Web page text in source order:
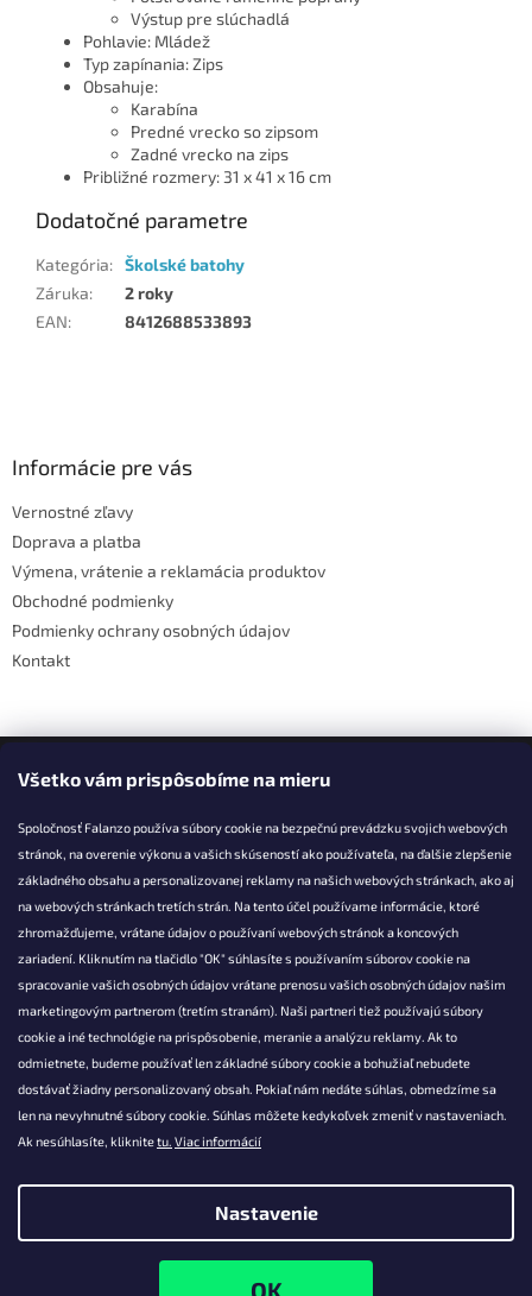
Všetko vám prispôsobíme na mieru
Spoločnosť Falanzo používa súbory cookie na bezpečnú prevádzku svojich webových
stránok, na overenie výkonu a vašich skúseností ako používateľa, na ďalšie zlepšenie
základného obsahu a personalizovanej reklamy na našich webových stránkach, ako aj
na webových stránkach tretích strán. Na tento účel používame informácie, ktoré
zhromažďujeme, vrátane údajov o používaní webových stránok a koncových
zariadení. Kliknutím na tlačidlo "OK" súhlasíte s používaním súborov cookie na
spracovanie vašich osobných údajov vrátane prenosu vašich osobných údajov našim
marketingovým partnerom (tretím stranám). Naši partneri tiež používajú súbory
cookie a iné technológie na prispôsobenie, meranie a analýzu reklamy. Ak to
odmietnete, budeme používať len základné súbory cookie a bohužiaľ nebudete
dostávať žiadny personalizovaný obsah. Pokiaľ nám nedáte súhlas, obmedzíme sa
len na nevyhnutné súbory cookie. Súhlas môžete kedykoľvek zmeniť v nastaveniach.
Ak nesúhlasíte, kliknitetu. Viac informácií
Nastavenie
Výstup pre slúchadlá
Pohlavie: Mládež
Typ zapínania: Zips
Obsahuje:
Karabína
Predné vrecko so zipsom
Zadné vrecko na zips
Približné rozmery: 31 x 41 x 16 cm
Dodatočné parametre
Kategória: Školské batohy
Záruka:
2 roky
EAN: 8412688533893
Informácie pre vás
Vernostné zľavy
Doprava a platba
Výmena, vrátenie a reklamácia produktov
Obchodné podmienky
Podmienky ochrany osobných údajov
Kontakt
Facebook
KONTAKT
info@falanzo.sk
Falanzo.sk
FalanzoSK